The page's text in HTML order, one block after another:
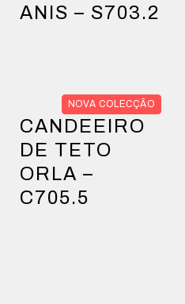
ANIS – S703.2
NOVA COLECÇÃO
CANDEEIRO
DE TETO
ORLA –
C705.5